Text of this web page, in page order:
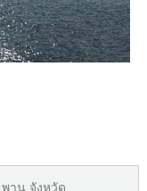
พาน จังหวัด